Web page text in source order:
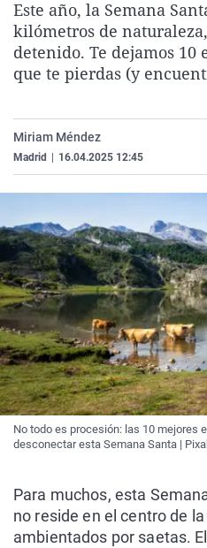
Este año, la Semana
kilómetros de
detenido. Te dejamos 10
que te pierdas (y
Miriam Méndez
Madrid 16.04.2025 12:45
No todo es procesión: las 10 mejores
desconectar esta Semana Santa |
Para muchos, esta
no reside en el centro de
ambientados por saetas.